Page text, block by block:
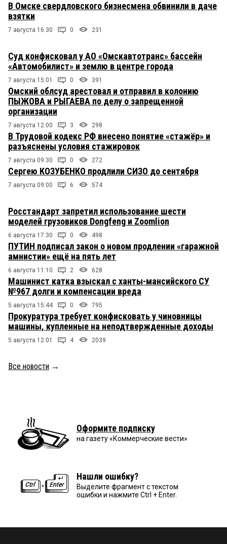
В Омске свердловского бизнесмена обвинили в даче
взятки
7 августа 16:30 0 231
Суд конфисковал у АО «Омскавтотранс» бассейн
«Автомобилист» и землю в центре города
7 августа 15:01 0 391
Омский облсуд арестовал и отправил в колонию
ПЫЖОВА и РЫГАЕВА по делу о запрещенной
организации
7 августа 12:00 3 298
В Трудовой кодекс РФ внесено понятие «стажёр» и
разъяснены условия стажировок
7 августа 09:30 0 272
Сергею КОЗУБЕНКО продлили СИЗО до сентября
7 августа 09:00 6 574
Росстандарт запретил использование шести
моделей грузовиков Dongfeng и Zoomlion
6 августа 17:30 0 498
ПУТИН подписал закон о новом продлении «гаражной
амнистии» ещё на пять лет
6 августа 11:10 2 628
Машинист катка взыскал с ханты-мансийского СУ
№967 долги и компенсации вреда
5 августа 15:44 0 795
Прокуратура требует конфисковать у чиновницы
машины, купленные на неподтвержденные доходы
5 августа 12:01 4 2039
Все новости →
Оформите подписку
на газету «Коммерческие вести»
Нашли ошибку?
Выделите фрагмент с текстом
ошибки и нажмите Ctrl + Enter.